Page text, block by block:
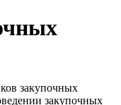
закупочных
закупочных